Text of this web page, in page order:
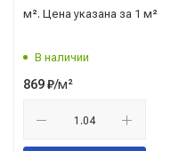
м². Цена указана за 1 м²
В наличии
869₽/м²